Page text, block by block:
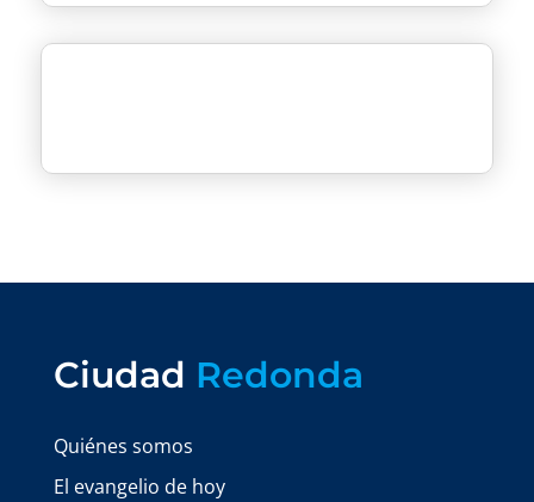
Ciudad Redonda
Quiénes somos
El evangelio de hoy